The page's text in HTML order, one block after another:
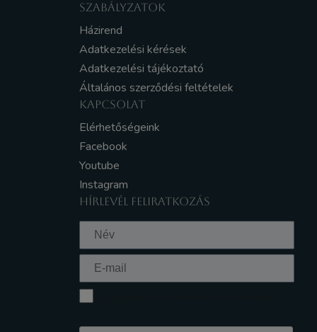
SZABÁLYZATOK
Házirend
Adatkezelési kérések
Adatkezelési tájékoztató
Általános szerződési feltételek
KAPCSOLAT
Elérhetőségeink
Facebook
Youtube
Instagram
HÍRLEVÉL FELIRATKOZÁS